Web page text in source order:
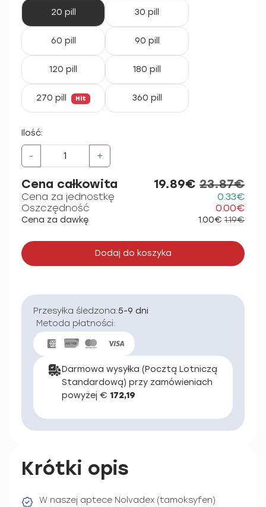
20 pill 30 pill
60 pill 90 pill
120 pill 180 pill
270 pill Hit 360 pill
Ilość:
- +
Cena całkowita 19.89€ 23.87€
Cena za jednostkę
0.33€
Oszczędność
0.00€
Cena za dawkę 1.00€ 1.19€
Dodaj do koszyka
Przesyłka śledzona:5-9 dni
Metoda płatności:
Darmowa wysyłka (Pocztą Lotniczą
Standardową) przy zamówieniach
powyżej € 172,19
Krótki opis
W naszej aptece Nolvadex (tamoksyfen)